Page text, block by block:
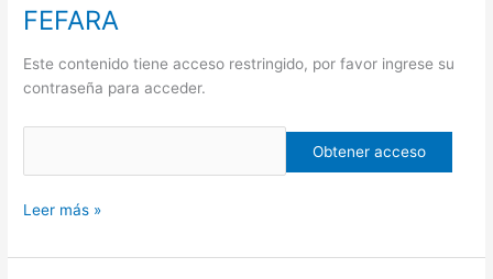
FEFARA
Este contenido tiene acceso restringido, por favor ingrese su
contraseña para acceder.
EN
1°
COHORTE
Leer más »